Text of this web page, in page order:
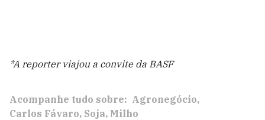
*A reporter viajou a convite da BASF
Acompanhe tudo sobre: Agronegócio
Carlos Fávaro Soja Milho